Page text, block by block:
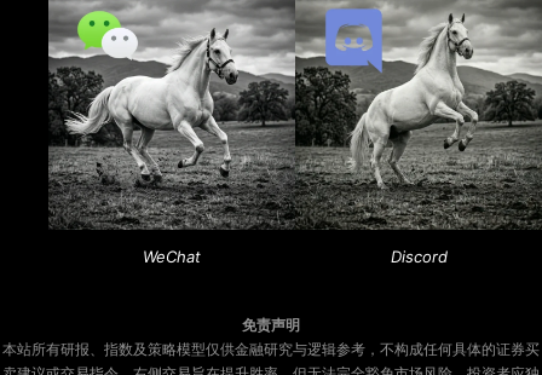
WeChat Discord
免责声明
本站所有研报、指数及策略模型仅供金融研究与逻辑参考，不构成任何具体的证券买